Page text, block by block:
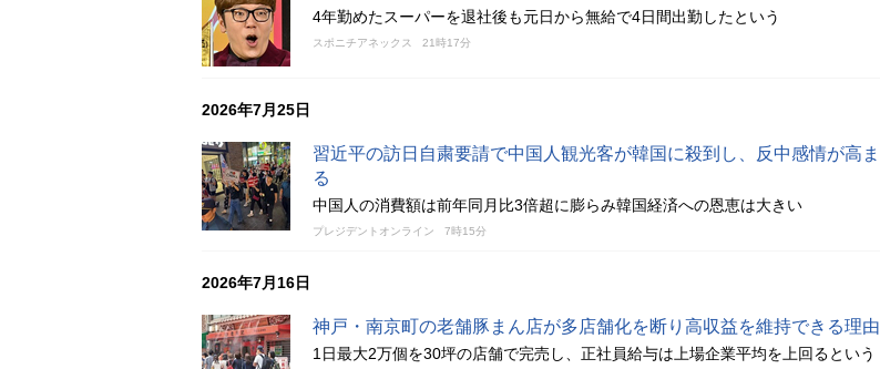
4年勤めたスーパーを退社後も元日から無給で4日間出勤したという
スポニチアネックス 21時17分
2026年7月25日
習近平の訪日自粛要請で中国人観光客が韓国に殺到し、反中感情が高ま
る
中国人の消費額は前年同月比3倍超に膨らみ韓国経済への恩恵は大きい
プレジデントオンライン 7時15分
2026年7月16日
神戸・南京町の老舗豚まん店が多店舗化を断り高収益を維持できる理由
1日最大2万個を30坪の店舗で完売し、正社員給与は上場企業平均を上回るという